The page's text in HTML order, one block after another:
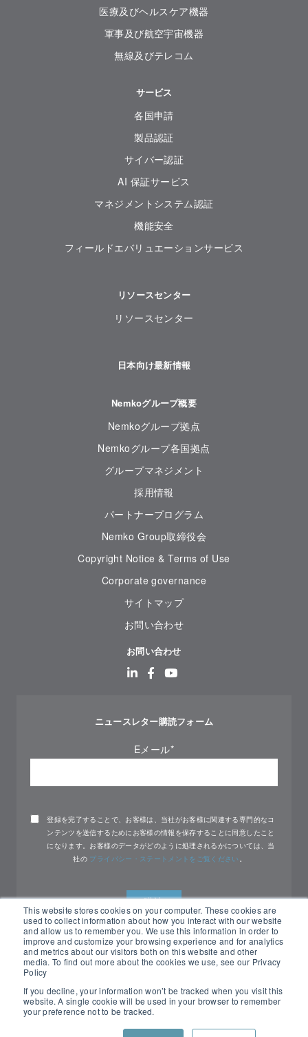
This website stores cookies on your computer. These cookies are
used to collect information about how you interact with our website
and allow us to remember you. We use this information in order to
improve and customize your browsing experience and for analytics
and metrics about our visitors both on this website and other
media. To find out more about the cookies we use, see our Privacy
Policy
If you decline, your information won’t be tracked when you visit this
website. A single cookie will be used in your browser to remember
your preference not to be tracked.
医療及びヘルスケア機器
軍事及び航空宇宙機器
無線及びテレコム
サービス
各国申請
製品認証
サイバー認証
AI 保証サービス
マネジメントシステム認証
機能安全
フィールドエバリュエーションサービス
リソースセンター
リソースセンター
日本向け最新情報
Nemkoグループ概要
Nemkoグループ拠点
Nemkoグループ各国拠点
グループマネジメント
採用情報
パートナープログラム
Nemko Group取締役会
Copyright Notice & Terms of Use
Corporate governance
サイトマップ
お問い合わせ
お問い合わせ
ニュースレター購読フォーム
Eメール*
登録を完了することで、お客様は、当社がお客様に関連する専門的なコ
ンテンツを送信するためにお客様の情報を保存することに同意したこと
になります。お客様のデータがどのように処理されるかについては、当
社の プライバシー・ステートメントをご覧ください 。
All rights reserved Nemko ©2026